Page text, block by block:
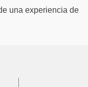
una experiencia de